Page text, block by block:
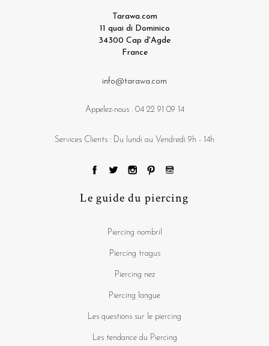
Tarawa.com
11 quai di Dominico
34300 Cap d'Agde
France
info@tarawa.com
Appelez-nous : 04 22 91 09 14
Services Clients : Du lundi au Vendredi 9h - 14h
Le guide du piercing
Piercing nombril
Piercing tragus
Piercing nez
Piercing langue
Les questions sur le piercing
Les tendance du Piercing